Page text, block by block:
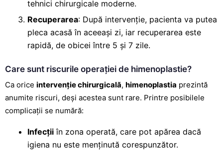
tehnici chirurgicale moderne.
Recuperarea: După intervenție, pacienta va putea
pleca acasă în aceeași zi, iar recuperarea este
rapidă, de obicei între 5 și 7 zile.
Care sunt riscurile operației de himenoplastie?
Ca orice intervenție chirurgicală, himenoplastia prezintă
anumite riscuri, deși acestea sunt rare. Printre posibilele
complicații se numără:
Infecțiiîn zona operată, care pot apărea dacă
igiena nu este menținută corespunzător.